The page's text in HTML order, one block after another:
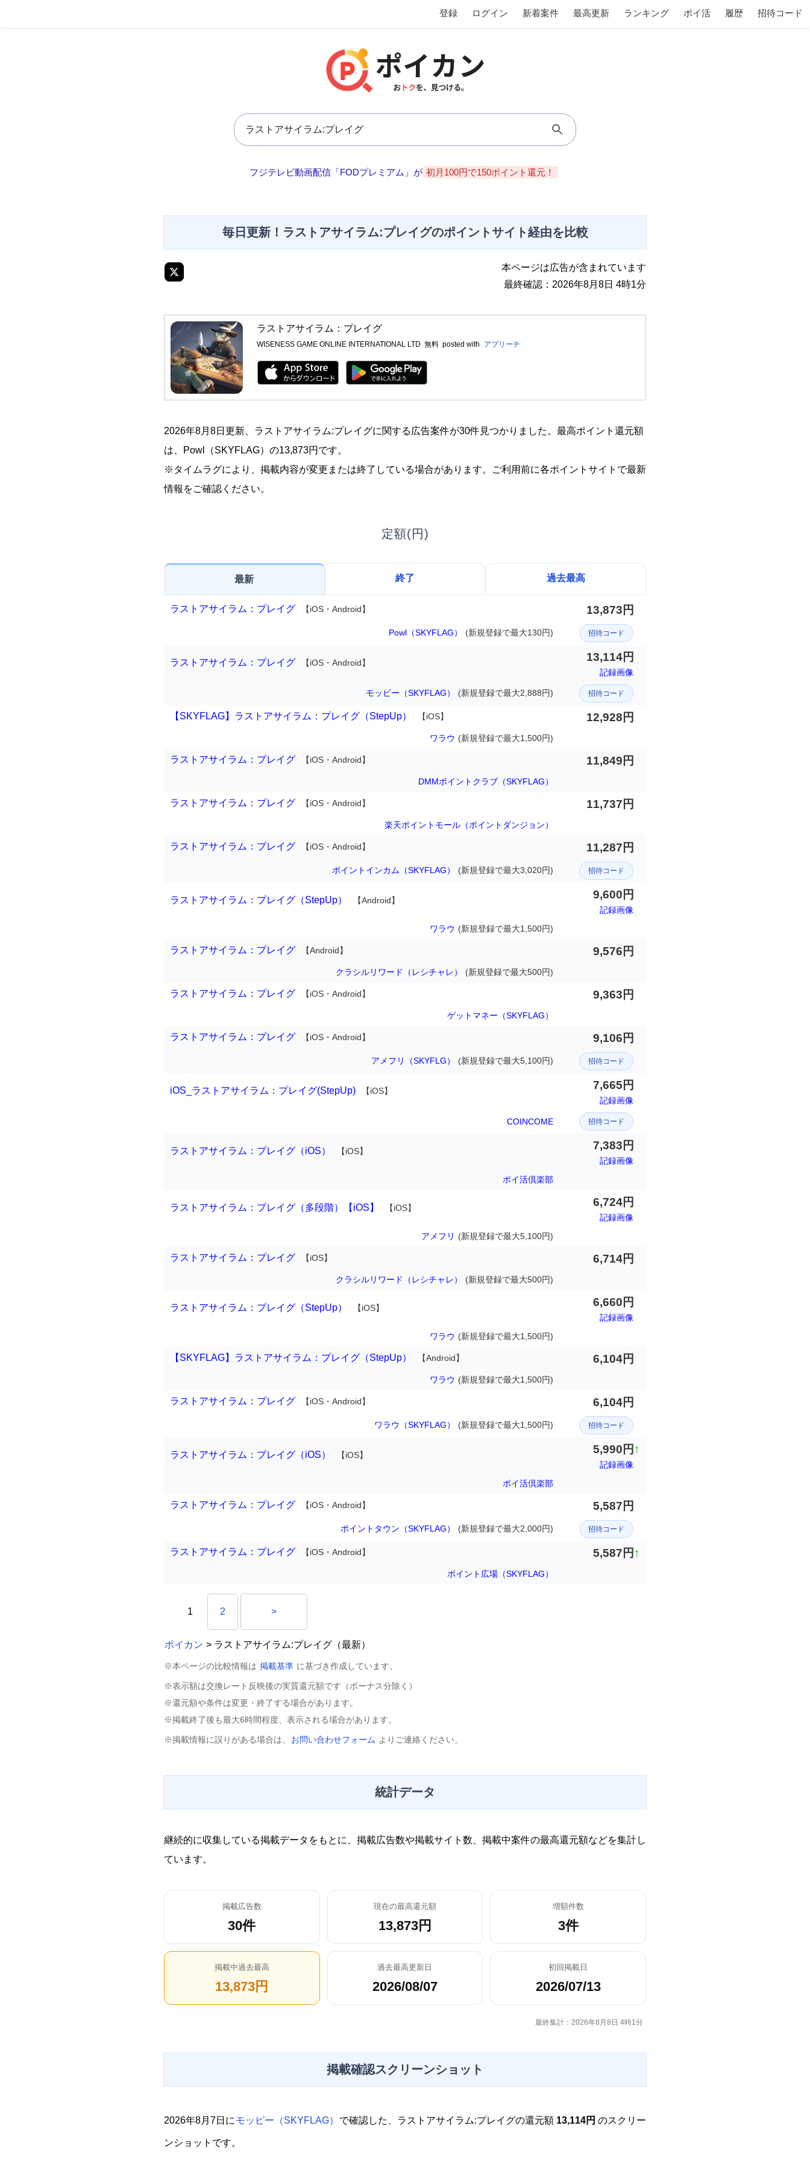
登録 ログイン 新着案件 最高更新 ランキング ポイ活 履歴 招待コード
フジテレビ動画配信「FODプレミアム」が 初月100円で150ポイント還元！
毎日更新！ラストアサイラム:プレイグのポイントサイト経由を比較
本ページは広告が含まれています
最終確認：2026年8月8日 4時1分
ラストアサイラム：プレイグ
WISENESS GAME ONLINE INTERNATIONAL LTD 無料 posted with アプリーチ
2026年8月8日更新、ラストアサイラム:プレイグに関する広告案件が30件見つかりました。最高ポイント還元額
は、Powl（SKYFLAG）の13,873円です。
※タイムラグにより、掲載内容が変更または終了している場合があります。ご利用前に各ポイントサイトで最新
情報をご確認ください。
定額(円)
最新 終了 過去最高
ラストアサイラム：プレイグ 【iOS・Android】 13,873円
Powl（SKYFLAG） (新規登録で最大130円) 招待コード
ラストアサイラム：プレイグ 【iOS・Android】 13,114円
記録画像
モッピー（SKYFLAG） (新規登録で最大2,888円) 招待コード
【SKYFLAG】ラストアサイラム：プレイグ（StepUp） 【iOS】 12,928円
ワラウ (新規登録で最大1,500円)
ラストアサイラム：プレイグ 【iOS・Android】 11,849円
DMMポイントクラブ（SKYFLAG）
ラストアサイラム：プレイグ 【iOS・Android】 11,737円
楽天ポイントモール（ポイントダンジョン）
ラストアサイラム：プレイグ 【iOS・Android】 11,287円
ポイントインカム（SKYFLAG） (新規登録で最大3,020円) 招待コード
ラストアサイラム：プレイグ（StepUp） 【Android】 9,600円
記録画像
ワラウ (新規登録で最大1,500円)
ラストアサイラム：プレイグ 【Android】 9,576円
クラシルリワード（レシチャレ） (新規登録で最大500円)
ラストアサイラム：プレイグ 【iOS・Android】 9,363円
ゲットマネー（SKYFLAG）
ラストアサイラム：プレイグ 【iOS・Android】 9,106円
アメフリ（SKYFLG） (新規登録で最大5,100円) 招待コード
iOS_ラストアサイラム：プレイグ(StepUp) 【iOS】 7,665円
記録画像
COINCOME 招待コード
ラストアサイラム：プレイグ（iOS） 【iOS】 7,383円
記録画像
ポイ活倶楽部
ラストアサイラム：プレイグ（多段階）【iOS】 【iOS】 6,724円
記録画像
アメフリ (新規登録で最大5,100円)
ラストアサイラム：プレイグ 【iOS】 6,714円
クラシルリワード（レシチャレ） (新規登録で最大500円)
ラストアサイラム：プレイグ（StepUp） 【iOS】 6,660円
記録画像
ワラウ (新規登録で最大1,500円)
【SKYFLAG】ラストアサイラム：プレイグ（StepUp） 【Android】 6,104円
ワラウ (新規登録で最大1,500円)
ラストアサイラム：プレイグ 【iOS・Android】 6,104円
ワラウ（SKYFLAG） (新規登録で最大1,500円) 招待コード
ラストアサイラム：プレイグ（iOS） 【iOS】 5,990円 ↑
記録画像
ポイ活倶楽部
ラストアサイラム：プレイグ 【iOS・Android】 5,587円
ポイントタウン（SKYFLAG） (新規登録で最大2,000円) 招待コード
ラストアサイラム：プレイグ 【iOS・Android】 5,587円 ↑
ポイント広場（SKYFLAG）
1 2 >
ポイカン > ラストアサイラム:プレイグ（最新）
※本ページの比較情報は 掲載基準 に基づき作成しています。
※表示額は交換レート反映後の実質還元額です（ボーナス分除く）
※還元額や条件は変更・終了する場合があります。
※掲載終了後も最大6時間程度、表示される場合があります。
※掲載情報に誤りがある場合は、 お問い合わせフォーム よりご連絡ください。
統計データ
継続的に収集している掲載データをもとに、掲載広告数や掲載サイト数、掲載中案件の最高還元額などを集計し
ています。
掲載広告数
30件
現在の最高還元額
13,873円
増額件数
3件
掲載中過去最高
13,873円
過去最高更新日
2026/08/07
初回掲載日
2026/07/13
最終集計：2026年8月8日 4時1分
掲載確認スクリーンショット
2026年8月7日に モッピー（SKYFLAG） で確認した、ラストアサイラム:プレイグの還元額 13,114円 のスクリー
ンショットです。